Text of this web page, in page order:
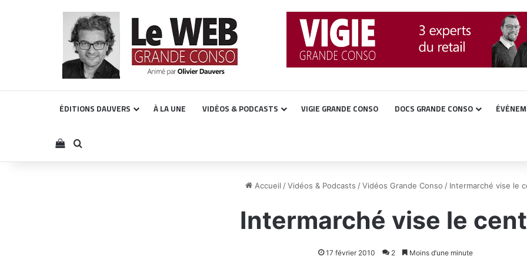
ÉDITIONS DAUVERS À LA UNE VIDÉOS & PODCASTS VIGIE GRANDE CONSO DOCS GRANDE CONSO
Voir votre panier
Rechercher
Accueil / Vidéos & Podcasts / Vidéos Grande Conso / Intermarché vise le
Intermarché vise le
17 février 2010 2 Moins d’une minute